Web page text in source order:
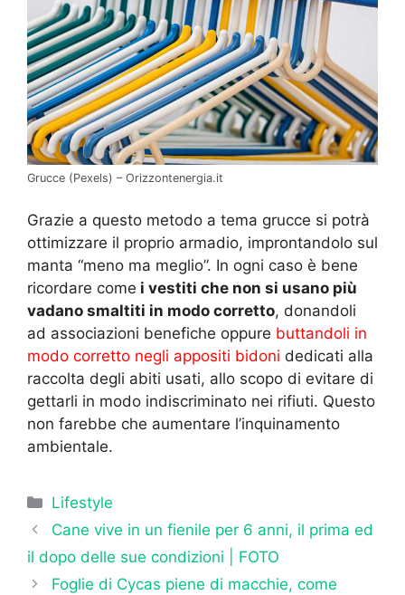
Grucce (Pexels) – Orizzontenergia.it
Grazie a questo metodo a tema grucce si potrà
ottimizzare il proprio armadio, improntandolo sul
manta “meno ma meglio”. In ogni caso è bene
ricordare come i vestiti che non si usano più
vadano smaltiti in modo corretto, donandoli
ad associazioni benefiche oppure buttandoli in
modo corretto negli appositi bidoni dedicati alla
raccolta degli abiti usati, allo scopo di evitare di
gettarli in modo indiscriminato nei rifiuti. Questo
non farebbe che aumentare l’inquinamento
ambientale.
Categorie
Lifestyle
Cane vive in un fienile per 6 anni, il prima ed
il dopo delle sue condizioni | FOTO
Foglie di Cycas piene di macchie, come